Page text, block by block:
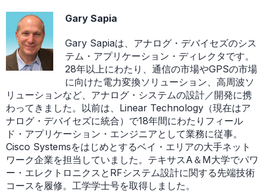
Gary Sapia
Gary Sapiaは、アナログ・デバイセズのシス
テム・アプリケーション・ディレクタです。
28年以上にわたり、通信の市場やGPSの市場
に向けた電力変換ソリューション、高周波ソ
リューションなど、アナログ・システムの設計／開発に携
わってきました。以前は、Linear Technology（現在はア
ナログ・デバイセズに統合）で18年間にわたりフィール
ド・アプリケーション・エンジニアとして業務に従事。
Cisco Systemsをはじめとするベイ・エリアの大手ネット
ワーク企業を担当していました。テキサスA＆M大学でパワ
ー・エレクトロニクスとRFシステム設計に関する先端技術
コースを履修。工学学士号を取得しました。